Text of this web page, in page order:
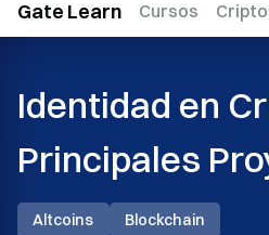
Gate Learn Cursos
Identidad en
Principales
Altcoins Blockchain